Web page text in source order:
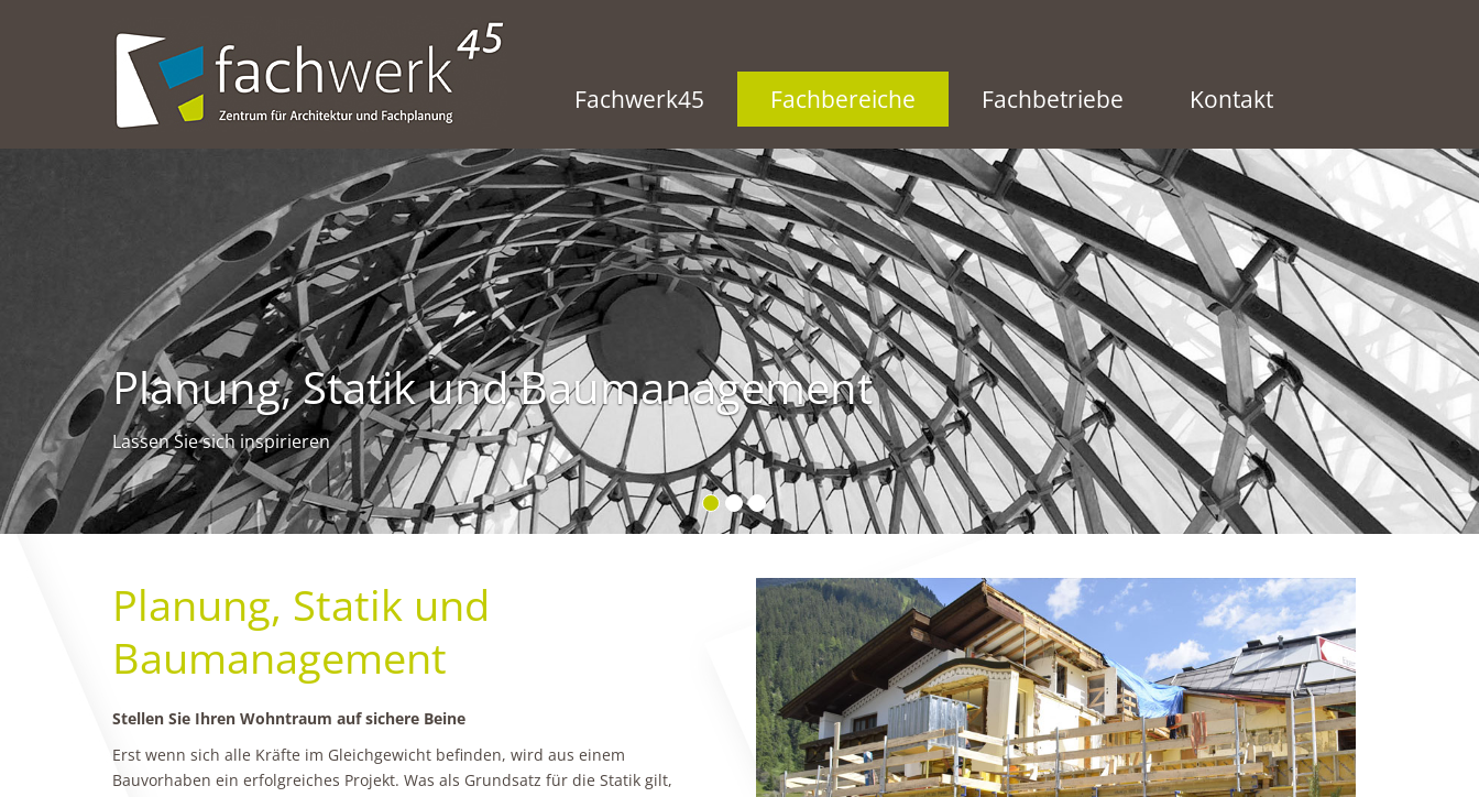
Fachwerk45 Fachbereiche Fachbetriebe Kontakt
Planung, Statik und Baumanagement
Lassen Sie sich inspirieren
Planung, Statik und
Baumanagement
Stellen Sie Ihren Wohntraum auf sichere Beine
Erst wenn sich alle Kräfte im Gleichgewicht befinden, wird aus einem
Bauvorhaben ein erfolgreiches Projekt. Was als Grundsatz für die Statik gilt,